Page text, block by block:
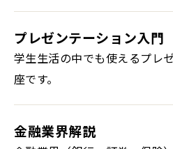
プレゼンテーション入門
学生生活の中でも使えるプレ
座です。
金融業界解説